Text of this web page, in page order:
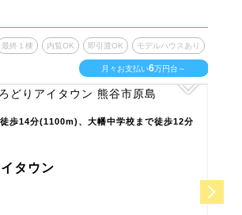
最終１棟 内覧OK 即引渡OK モデルハウスあり
月々お支払い6万円台～
歩14分(1100m)、大幡中学校まで徒歩12分
タウン